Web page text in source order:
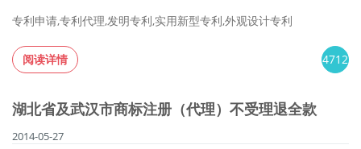
专利申请,专利代理,发明专利,实用新型专利,外观设计专利
阅读详情 4712
湖北省及武汉市商标注册（代理）不受理退全款
2014-05-27